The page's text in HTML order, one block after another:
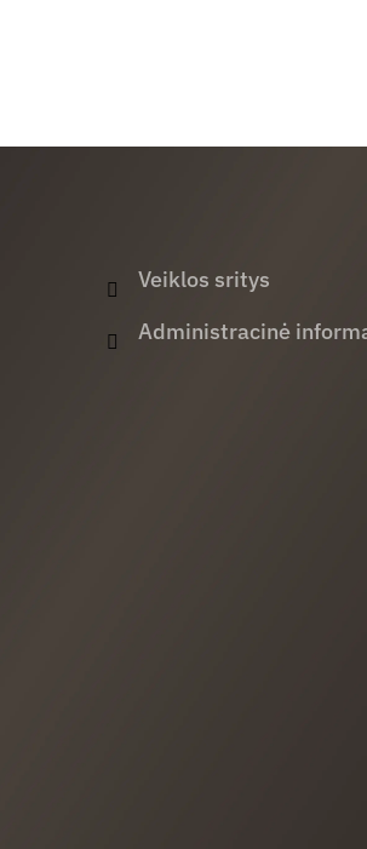
Veiklos sritys
Administracinė